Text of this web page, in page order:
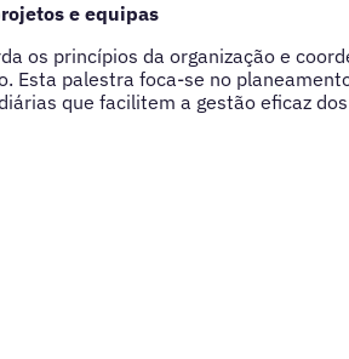
e equipas
os princípios da organização e
Esta palestra foca-se no
que facilitem a gestão eficaz